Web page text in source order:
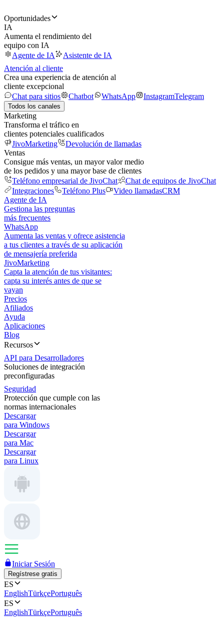
Oportunidades
IA
Aumenta el rendimiento del
equipo con IA
Agente de IA
Asistente de IA
Atención al cliente
Crea una experiencia de atención al
cliente excepcional
Chat para sitios
Chatbot WhatsApp InstagramTelegram
Todos los canales
Marketing
Transforma el tráfico en
clientes potenciales cualificados
JivoMarketing
Devolución de llamadas
Ventas
Consigue más ventas, un mayor valor medio
de los pedidos y una mayor base de clientes
Teléfono empresarial de JivoChat
Chat de equipos de JivoChat
Integraciones
Teléfono Plus Video llamadasCRM
Agente de IA
Gestiona las preguntas
más frecuentes
WhatsApp
Aumenta las ventas y ofrece asistencia
a tus clientes a través de su aplicación
de mensajería preferida
JivoMarketing
Capta la atención de tus visitantes:
capta su interés antes de que se
vayan
Precios
Afiliados
Ayuda
Aplicaciones
Blog
Recursos
API para Desarrolladores
Soluciones de integración
preconfiguradas
Seguridad
Protección que cumple con las
normas internacionales
Descargar
para Windows
Descargar
para Mac
Descargar
para Linux
Iniciar Sesión
Regístrese gratis
ES
EnglishTürkçePortuguês
ES
EnglishTürkçePortuguês